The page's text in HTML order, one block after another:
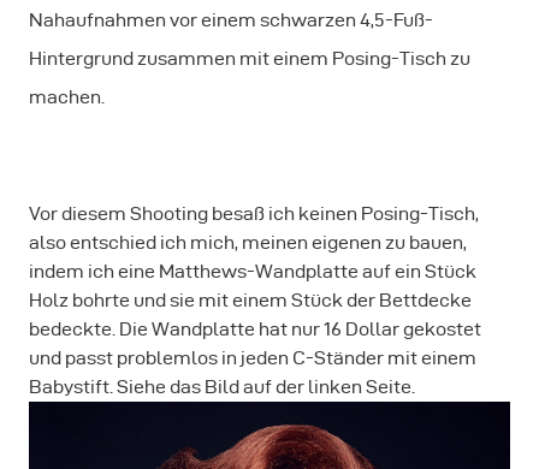
Nahaufnahmen vor einem schwarzen 4,5-Fuß-
Hintergrund zusammen mit einem Posing-Tisch zu
machen.
Vor diesem Shooting besaß ich keinen Posing-Tisch,
also entschied ich mich, meinen eigenen zu bauen,
indem ich eine Matthews-Wandplatte auf ein Stück
Holz bohrte und sie mit einem Stück der Bettdecke
bedeckte. Die Wandplatte hat nur 16 Dollar gekostet
und passt problemlos in jeden C-Ständer mit einem
Babystift. Siehe das Bild auf der linken Seite.